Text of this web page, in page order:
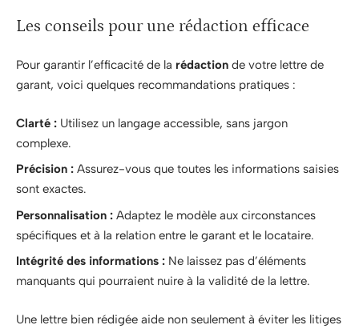
Les conseils pour une rédaction efficace
Pour garantir l’efficacité de la rédaction de votre lettre de
garant, voici quelques recommandations pratiques :
Clarté : Utilisez un langage accessible, sans jargon
complexe.
Précision : Assurez-vous que toutes les informations saisies
sont exactes.
Personnalisation : Adaptez le modèle aux circonstances
spécifiques et à la relation entre le garant et le locataire.
Intégrité des informations : Ne laissez pas d’éléments
manquants qui pourraient nuire à la validité de la lettre.
Une lettre bien rédigée aide non seulement à éviter les litiges